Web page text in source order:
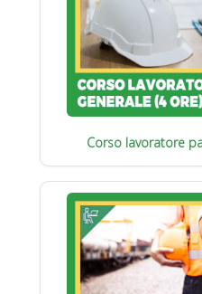
Corso lavoratore